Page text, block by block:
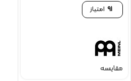
91 امتیاز
مقایسه